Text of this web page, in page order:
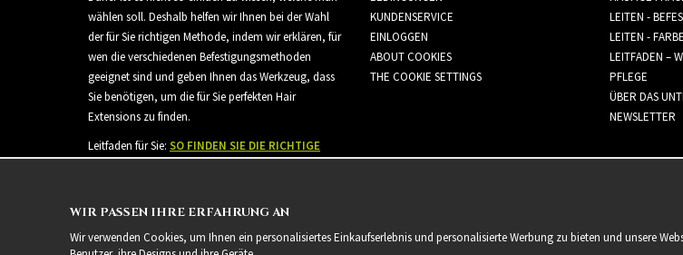
wählen soll. Deshalb helfen wir Ihnen bei der Wahl
der für Sie richtigen Methode, indem wir erklären, für
wen die verschiedenen Befestigungsmethoden
geeignet sind und geben Ihnen das Werkzeug, dass
Sie benötigen, um die für Sie perfekten Hair
Extensions zu finden.
Leitfaden für Sie: SO FINDEN SIE DIE RICHTIGE
KUNDENSERVICE
EINLOGGEN
ABOUT COOKIES
THE COOKIE SETTINGS
LEITEN -
LEITEN - FARBE
LEITFADEN –
PFLEGE
ÜBER DAS
NEWSLETTER
WIR PASSEN IHRE ERFAHRUNG AN
Wir verwenden Cookies, um Ihnen ein personalisiertes Einkaufserlebnis und personalisierte Werbung zu bieten und unsere